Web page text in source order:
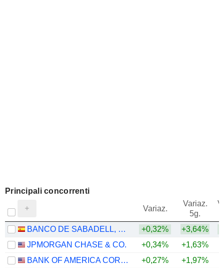
Principali concorrenti
Variaz.
Variaz.
5g.
BANCO DE SABADELL, S.A.
+0,32% +3,64%
JPMORGAN CHASE & CO.
+0,34% +1,63%
BANK OF AMERICA CORPORATION
+0,27% +1,97%